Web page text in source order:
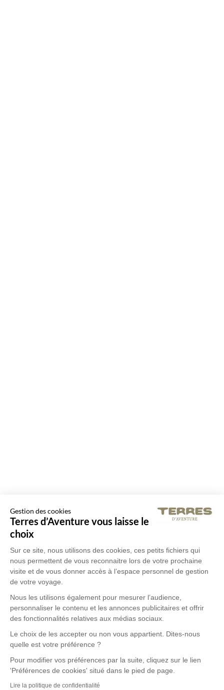
Gestion des cookies
Terres d’Aventure vous laisse le
choix
Sur ce site, nous utilisons des cookies, ces petits fichiers qui
nous permettent de vous reconnaitre lors de votre prochaine
visite et de vous donner accès à l’espace personnel de gestion
de votre voyage.
Nous les utilisons également pour mesurer l’audience,
personnaliser le contenu et les annonces publicitaires et offrir
des fonctionnalités relatives aux médias sociaux.
Le choix de les accepter ou non vous appartient. Dites-nous
quelle est votre préférence ?
Pour modifier vos préférences par la suite, cliquez sur le lien
'Préférences de cookies' situé dans le pied de page.
Lire la politique de confidentialité